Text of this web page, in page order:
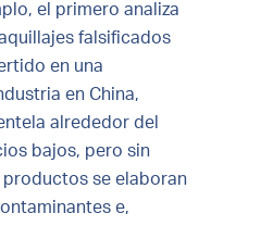
el primero analiza
falsificados
en una
en China,
alrededor del
bajos, pero sin
productos se elaboran
e,